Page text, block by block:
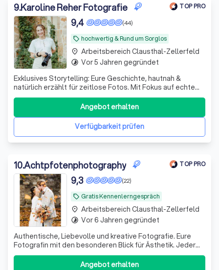
9.Karoline Reher Fotografie TOP PRO
local_offer hochwertig & Rund um Sorglos
(44)
9,4
Exklusives Storytelling: Eure Geschichte, hautnah &
natürlich erzählt für zeitlose Fotos. Mit Fokus auf echte
Momente und emotionale Portraits statt gestellte Posen.
Ganztags (ab 5 Std.) ab 1900€
Verfügbarkeit prüfen
Angebot erhalten
place Arbeitsbereich Clausthal-Zellerfeld
timelapse Vor 5 Jahren gegründet
10.Achtpfotenphotography TOP PRO
local_offer Gratis Kennenlerngespräch
(22)
9,3
Authentische, Liebevolle und kreative Fotografie. Eure
Fotografin mit den besonderen Blick für Ästhetik. Jeder
Mensch ist in meinen Augen schön und besonders!
Angebot erhalten
place Arbeitsbereich Clausthal-Zellerfeld
timelapse Vor 6 Jahren gegründet